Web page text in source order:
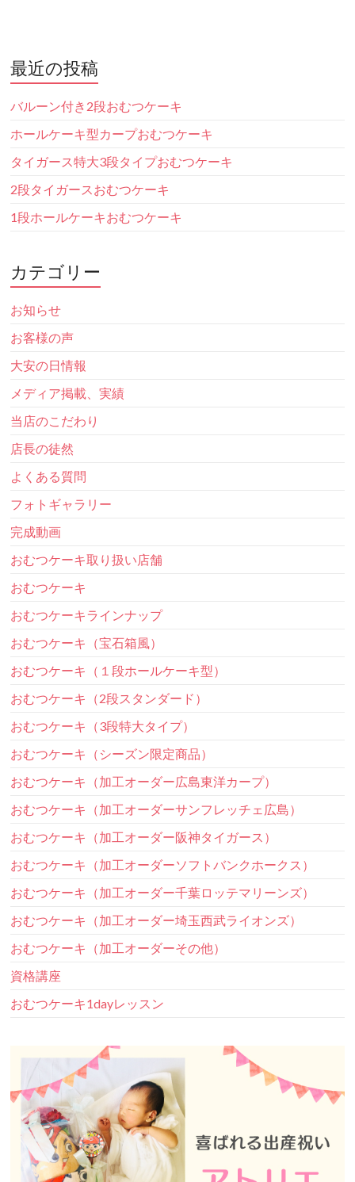
最近の投稿
バルーン付き2段おむつケーキ
ホールケーキ型カープおむつケーキ
タイガース特大3段タイプおむつケーキ
2段タイガースおむつケーキ
1段ホールケーキおむつケーキ
カテゴリー
お知らせ
お客様の声
大安の日情報
メディア掲載、実績
当店のこだわり
店長の徒然
よくある質問
フォトギャラリー
完成動画
おむつケーキ取り扱い店舗
おむつケーキ
おむつケーキラインナップ
おむつケーキ（宝石箱風）
おむつケーキ（１段ホールケーキ型）
おむつケーキ（2段スタンダード）
おむつケーキ（3段特大タイプ）
おむつケーキ（シーズン限定商品）
おむつケーキ（加工オーダー広島東洋カープ）
おむつケーキ（加工オーダーサンフレッチェ広島）
おむつケーキ（加工オーダー阪神タイガース）
おむつケーキ（加工オーダーソフトバンクホークス）
おむつケーキ（加工オーダー千葉ロッテマリーンズ）
おむつケーキ（加工オーダー埼玉西武ライオンズ）
おむつケーキ（加工オーダーその他）
資格講座
おむつケーキ1dayレッスン